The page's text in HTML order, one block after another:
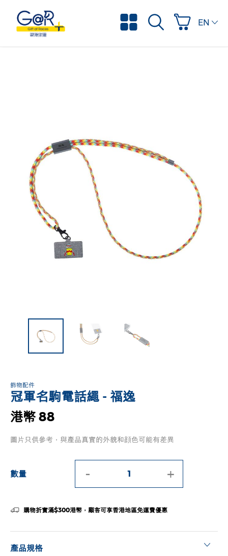
飾物配件
冠軍名駒電話繩 - 福逸
港幣 88
圖片只供參考，與產品真實的外貌和顔色可能有差異
數量 - +
購物折實滿$300港幣，顧客可享香港地區免運費優惠
產品規格